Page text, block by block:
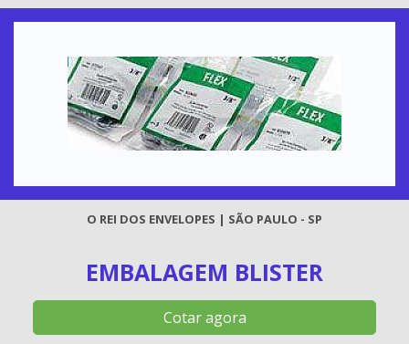
O REI DOS ENVELOPES | SÃO PAULO - SP
EMBALAGEM BLISTER
Cotar agora